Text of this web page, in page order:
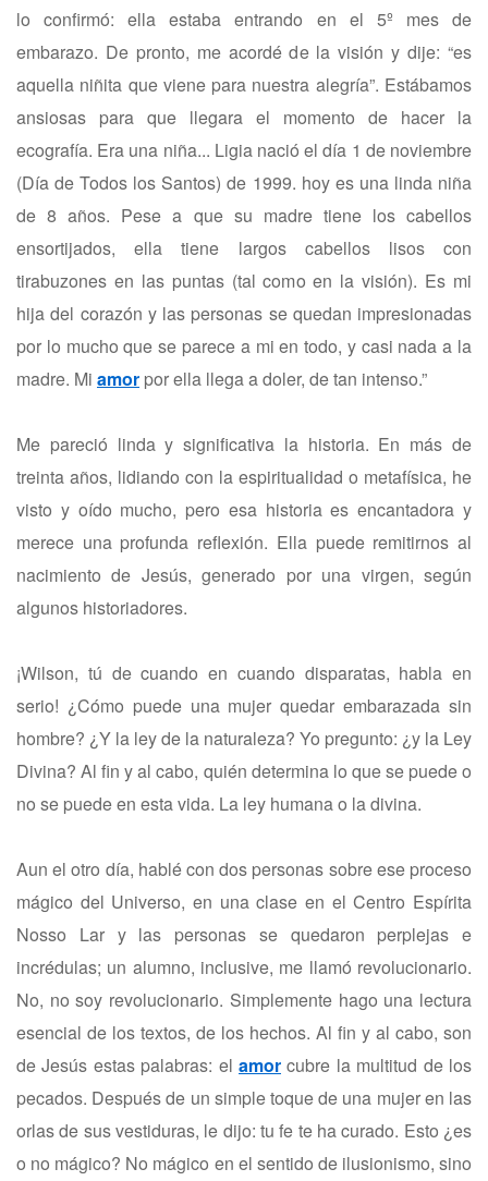
lo confirmó: ella estaba entrando en el 5º mes de
embarazo. De pronto, me acordé de la visión y dije: “es
aquella niñita que viene para nuestra alegría”. Estábamos
ansiosas para que llegara el momento de hacer la
ecografía. Era una niña... Ligia nació el día 1 de noviembre
(Día de Todos los Santos) de 1999. hoy es una linda niña
de 8 años. Pese a que su madre tiene los cabellos
ensortijados, ella tiene largos cabellos lisos con
tirabuzones en las puntas (tal como en la visión). Es mi
hija del corazón y las personas se quedan impresionadas
por lo mucho que se parece a mi en todo, y casi nada a la
madre. Mi amor por ella llega a doler, de tan intenso.”
Me pareció linda y significativa la historia. En más de
treinta años, lidiando con la espiritualidad o metafísica, he
visto y oído mucho, pero esa historia es encantadora y
merece una profunda reflexión. Ella puede remitirnos al
nacimiento de Jesús, generado por una virgen, según
algunos historiadores.
¡Wilson, tú de cuando en cuando disparatas, habla en
serio! ¿Cómo puede una mujer quedar embarazada sin
hombre? ¿Y la ley de la naturaleza? Yo pregunto: ¿y la Ley
Divina? Al fin y al cabo, quién determina lo que se puede o
no se puede en esta vida. La ley humana o la divina.
Aun el otro día, hablé con dos personas sobre ese proceso
mágico del Universo, en una clase en el Centro Espírita
Nosso Lar y las personas se quedaron perplejas e
incrédulas; un alumno, inclusive, me llamó revolucionario.
No, no soy revolucionario. Simplemente hago una lectura
esencial de los textos, de los hechos. Al fin y al cabo, son
de Jesús estas palabras: el amor cubre la multitud de los
pecados. Después de un simple toque de una mujer en las
orlas de sus vestiduras, le dijo: tu fe te ha curado. Esto ¿es
o no mágico? No mágico en el sentido de ilusionismo, sino